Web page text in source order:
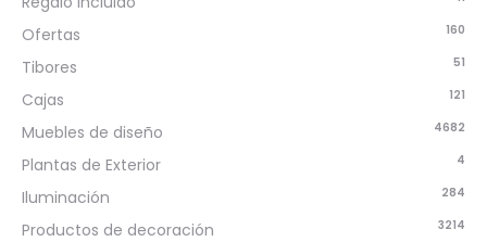
Ofertas 160
Tibores 51
Cajas 121
Muebles de diseño 4682
Plantas de Exterior 4
Iluminación 284
Productos de decoración 3214